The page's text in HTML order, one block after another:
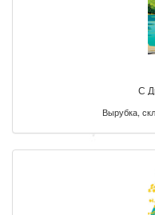
С
Вырубка,